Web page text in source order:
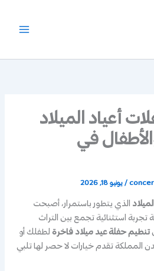
أعياد الميلاد
في
/يونيو 18, 2026
الذي يتطور باستمرار، أصبحت
استثنائية تجمع بين التراث
تنظيم حفلة عيد ميلاد فاخرة لطفلك أو
المملكة تقدم خيارات لا حصر لها تلبي